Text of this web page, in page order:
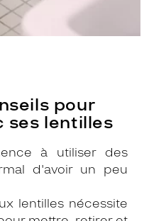
pour
ses lentilles
à utiliser des
d'avoir un peu
lentilles nécessite